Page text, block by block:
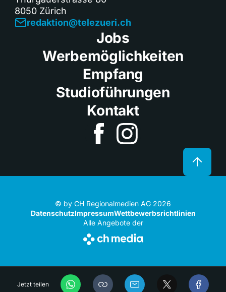
Jetzt teilen
8050 Zürich
redaktion@telezueri.ch
Jobs
Werbemöglichkeiten
Empfang
Studioführungen
Kontakt
© by CH Regionalmedien AG 2026
DatenschutzImpressumWettbewerbsrichtlinien
Alle Angebote der